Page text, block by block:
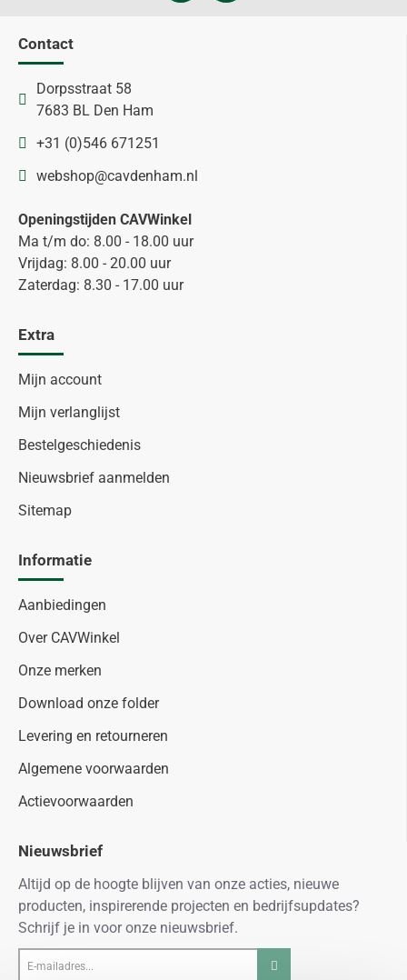
Contact
Dorpsstraat 58
7683 BL Den Ham
+31 (0)546 671251
webshop@cavdenham.nl
Openingstijden CAVWinkel
Ma t/m do: 8.00 - 18.00 uur
Vrijdag: 8.00 - 20.00 uur
Zaterdag: 8.30 - 17.00 uur
Extra
Mijn account
Mijn verlanglijst
Bestelgeschiedenis
Nieuwsbrief aanmelden
Sitemap
Informatie
Aanbiedingen
Over CAVWinkel
Onze merken
Download onze folder
Levering en retourneren
Algemene voorwaarden
Actievoorwaarden
Nieuwsbrief
Altijd op de hoogte blijven van onze acties, nieuwe
producten, inspirerende projecten en bedrijfsupdates?
Schrijf je in voor onze nieuwsbrief.
mailadres...